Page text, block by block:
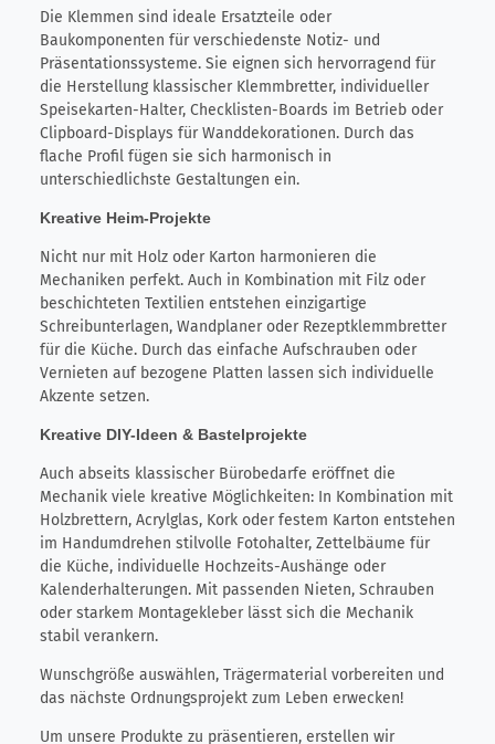
Die Klemmen sind ideale Ersatzteile oder
Baukomponenten für verschiedenste Notiz- und
Präsentationssysteme. Sie eignen sich hervorragend für
die Herstellung klassischer Klemmbretter, individueller
Speisekarten-Halter, Checklisten-Boards im Betrieb oder
Clipboard-Displays für Wanddekorationen. Durch das
flache Profil fügen sie sich harmonisch in
unterschiedlichste Gestaltungen ein.
Kreative Heim-Projekte
Nicht nur mit Holz oder Karton harmonieren die
Mechaniken perfekt. Auch in Kombination mit Filz oder
beschichteten Textilien entstehen einzigartige
Schreibunterlagen, Wandplaner oder Rezeptklemmbretter
für die Küche. Durch das einfache Aufschrauben oder
Vernieten auf bezogene Platten lassen sich individuelle
Akzente setzen.
Kreative DIY-Ideen & Bastelprojekte
Auch abseits klassischer Bürobedarfe eröffnet die
Mechanik viele kreative Möglichkeiten: In Kombination mit
Holzbrettern, Acrylglas, Kork oder festem Karton entstehen
im Handumdrehen stilvolle Fotohalter, Zettelbäume für
die Küche, individuelle Hochzeits-Aushänge oder
Kalenderhalterungen. Mit passenden Nieten, Schrauben
oder starkem Montagekleber lässt sich die Mechanik
stabil verankern.
Wunschgröße auswählen, Trägermaterial vorbereiten und
das nächste Ordnungsprojekt zum Leben erwecken!
Um unsere Produkte zu präsentieren, erstellen wir